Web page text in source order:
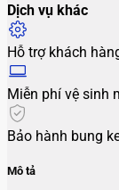
Dịch vụ khác
Hỗ trợ khách
Miễn phí vệ sinh
Bảo hành bung
Mô tả